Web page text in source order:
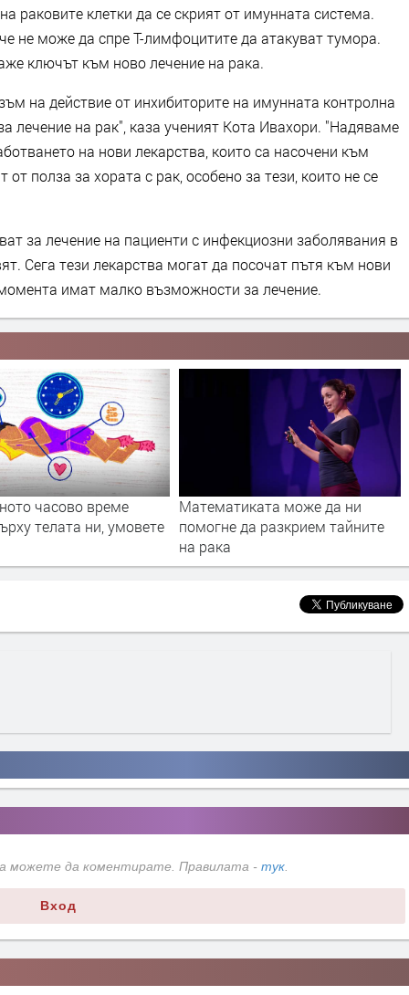
раковите клетки да се скрият от имунната система.
не може да спре Т-лимфоцитите да атакуват тумора.
ключът към ново лечение на рака.
на действие от инхибиторите на имунната контролна
лечение на рак", каза ученият Кота Ивахори. "Надяваме
на нови лекарства, които са насочени към
полза за хората с рак, особено за тези, които не се
за лечение на пациенти с инфекциозни заболявания в
Сега тези лекарства могат да посочат пътя към нови
имат малко възможности за лечение.
Математиката може да ни
помогне да разкрием тайните
Можем да използваме
бактерии за откриване
можете да коментирате. Правилата - тук
Вход